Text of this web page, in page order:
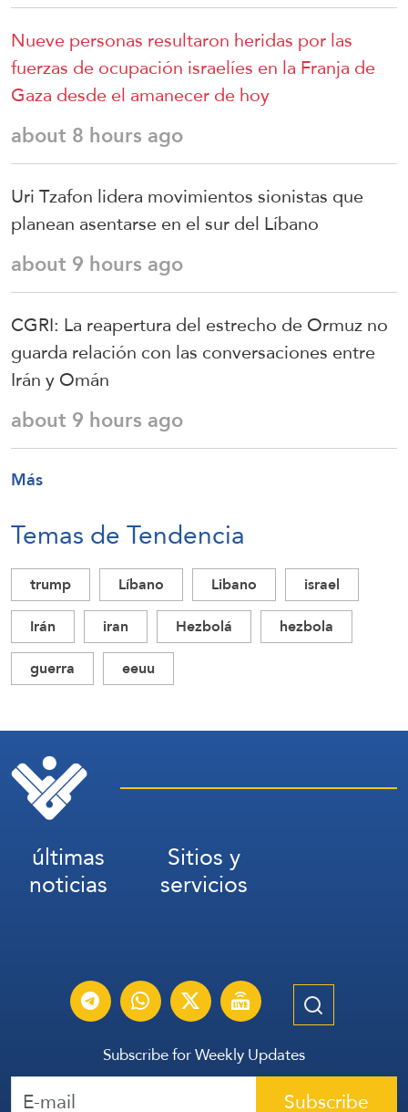
Nueve personas resultaron heridas por las
fuerzas de ocupación israelíes en la Franja de
Gaza desde el amanecer de hoy
about 8 hours ago
Uri Tzafon lidera movimientos sionistas que
planean asentarse en el sur del Líbano
about 9 hours ago
CGRI: La reapertura del estrecho de Ormuz no
guarda relación con las conversaciones entre
Irán y Omán
about 9 hours ago
Más
Temas de Tendencia
trump Líbano Libano
israel
Irán
iran Hezbolá
hezbola
guerra
eeuu
últimas
noticias
Sitios y
servicios
Subscribe for Weekly Updates
Subscribe